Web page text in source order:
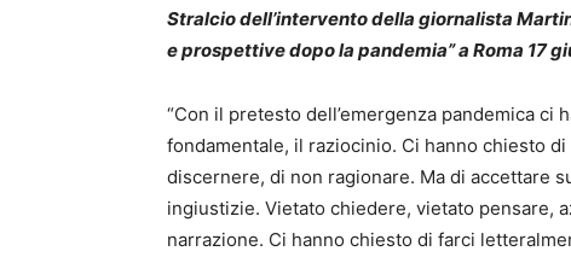
Stralcio dell’intervento della giornalista
e prospettive dopo la pandemia” a Roma 17
“Con il pretesto dell’emergenza pandemica
fondamentale, il raziocinio. Ci hanno chiesto
discernere, di non ragionare. Ma di accettare
ingiustizie. Vietato chiedere, vietato pensare,
narrazione. Ci hanno chiesto di farci